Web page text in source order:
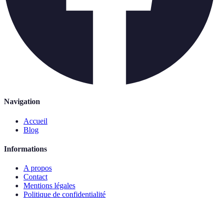
Navigation
Accueil
Blog
Informations
A propos
Contact
Mentions légales
Politique de confidentialité